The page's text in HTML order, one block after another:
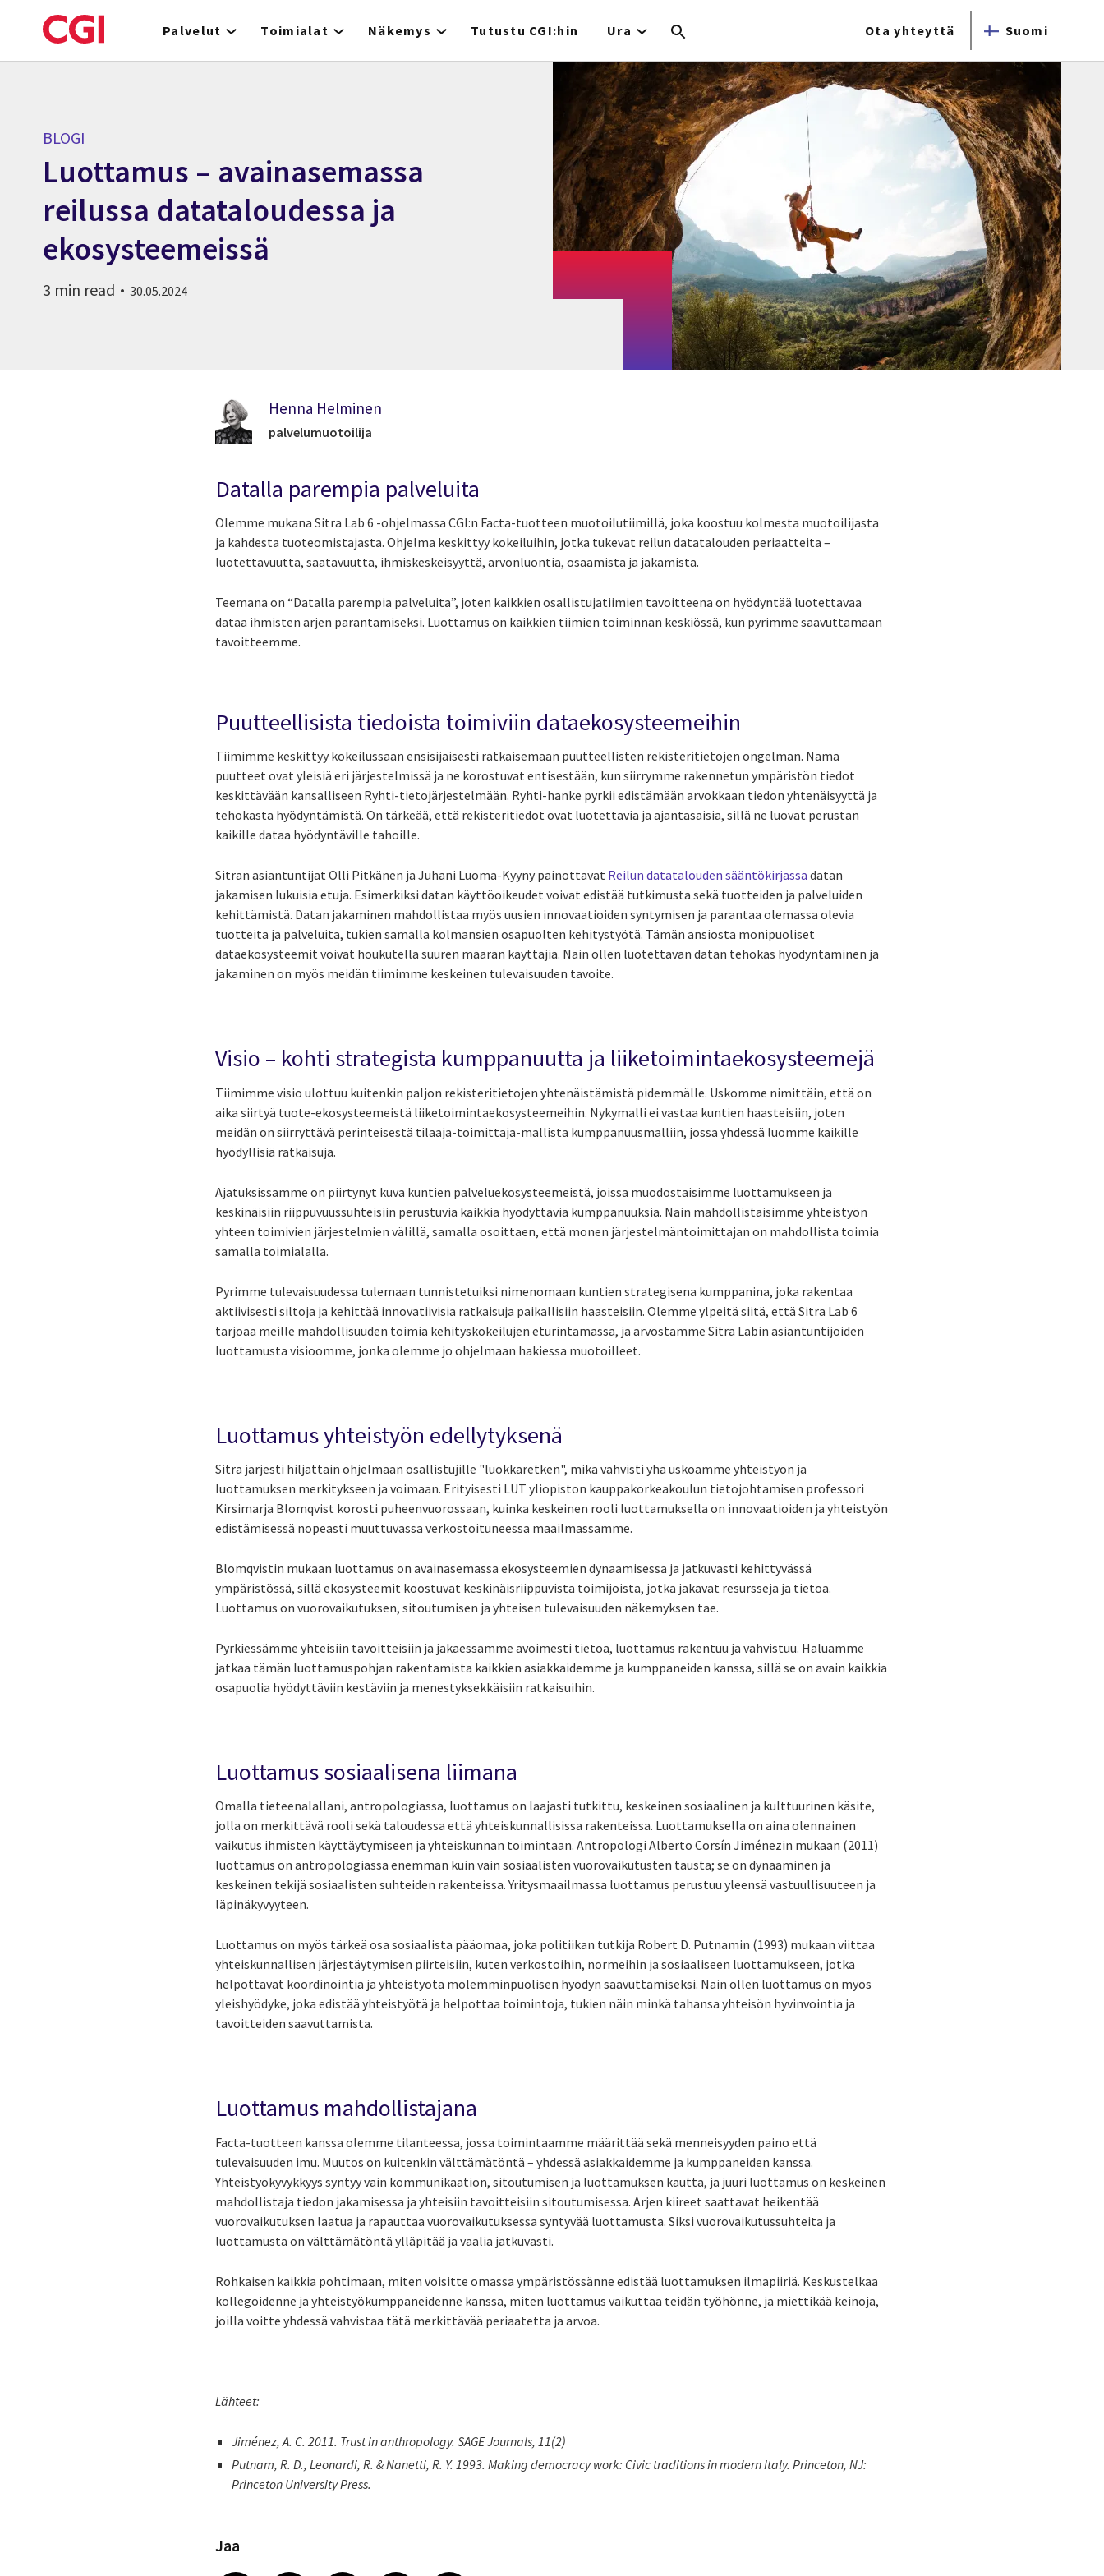
to
Palvelut Toimialat Näkemys Tutustu CGI:hin Ura Ota yhteyttä Suomi
BLOGI
Luottamus – avainasemassa
reilussa datataloudessa ja
ekosysteemeissä
3 min read 30.05.2024
Henna Helminen
palvelumuotoilija
Datalla parempia palveluita
Olemme mukana Sitra Lab 6 -ohjelmassa CGI:n Facta-tuotteen muotoilutiimillä, joka koostuu kolmesta muotoilijasta
ja kahdesta tuoteomistajasta. Ohjelma keskittyy kokeiluihin, jotka tukevat reilun datatalouden periaatteita –
luotettavuutta, saatavuutta, ihmiskeskeisyyttä, arvonluontia, osaamista ja jakamista.
Teemana on “Datalla parempia palveluita”, joten kaikkien osallistujatiimien tavoitteena on hyödyntää luotettavaa
dataa ihmisten arjen parantamiseksi. Luottamus on kaikkien tiimien toiminnan keskiössä, kun pyrimme saavuttamaan
tavoitteemme.
Puutteellisista tiedoista toimiviin dataekosysteemeihin
Tiimimme keskittyy kokeilussaan ensisijaisesti ratkaisemaan puutteellisten rekisteritietojen ongelman. Nämä
puutteet ovat yleisiä eri järjestelmissä ja ne korostuvat entisestään, kun siirrymme rakennetun ympäristön tiedot
keskittävään kansalliseen Ryhti-tietojärjestelmään. Ryhti-hanke pyrkii edistämään arvokkaan tiedon yhtenäisyyttä ja
tehokasta hyödyntämistä. On tärkeää, että rekisteritiedot ovat luotettavia ja ajantasaisia, sillä ne luovat perustan
kaikille dataa hyödyntäville tahoille.
Sitran asiantuntijat Olli Pitkänen ja Juhani Luoma-Kyyny painottavat Reilun datatalouden sääntökirjassa datan
jakamisen lukuisia etuja. Esimerkiksi datan käyttöoikeudet voivat edistää tutkimusta sekä tuotteiden ja palveluiden
kehittämistä. Datan jakaminen mahdollistaa myös uusien innovaatioiden syntymisen ja parantaa olemassa olevia
tuotteita ja palveluita, tukien samalla kolmansien osapuolten kehitystyötä. Tämän ansiosta monipuoliset
dataekosysteemit voivat houkutella suuren määrän käyttäjiä. Näin ollen luotettavan datan tehokas hyödyntäminen ja
jakaminen on myös meidän tiimimme keskeinen tulevaisuuden tavoite.
Visio – kohti strategista kumppanuutta ja liiketoimintaekosysteemejä
Tiimimme visio ulottuu kuitenkin paljon rekisteritietojen yhtenäistämistä pidemmälle. Uskomme nimittäin, että on
aika siirtyä tuote-ekosysteemeistä liiketoimintaekosysteemeihin. Nykymalli ei vastaa kuntien haasteisiin, joten
meidän on siirryttävä perinteisestä tilaaja-toimittaja-mallista kumppanuusmalliin, jossa yhdessä luomme kaikille
hyödyllisiä ratkaisuja.
Ajatuksissamme on piirtynyt kuva kuntien palveluekosysteemeistä, joissa muodostaisimme luottamukseen ja
keskinäisiin riippuvuussuhteisiin perustuvia kaikkia hyödyttäviä kumppanuuksia. Näin mahdollistaisimme yhteistyön
yhteen toimivien järjestelmien välillä, samalla osoittaen, että monen järjestelmäntoimittajan on mahdollista toimia
samalla toimialalla.
Pyrimme tulevaisuudessa tulemaan tunnistetuiksi nimenomaan kuntien strategisena kumppanina, joka rakentaa
aktiivisesti siltoja ja kehittää innovatiivisia ratkaisuja paikallisiin haasteisiin. Olemme ylpeitä siitä, että Sitra Lab 6
tarjoaa meille mahdollisuuden toimia kehityskokeilujen eturintamassa, ja arvostamme Sitra Labin asiantuntijoiden
luottamusta visioomme, jonka olemme jo ohjelmaan hakiessa muotoilleet.
Luottamus yhteistyön edellytyksenä
Sitra järjesti hiljattain ohjelmaan osallistujille "luokkaretken", mikä vahvisti yhä uskoamme yhteistyön ja
luottamuksen merkitykseen ja voimaan. Erityisesti LUT yliopiston kauppakorkeakoulun tietojohtamisen professori
Kirsimarja Blomqvist korosti puheenvuorossaan, kuinka keskeinen rooli luottamuksella on innovaatioiden ja yhteistyön
edistämisessä nopeasti muuttuvassa verkostoituneessa maailmassamme.
Blomqvistin mukaan luottamus on avainasemassa ekosysteemien dynaamisessa ja jatkuvasti kehittyvässä
ympäristössä, sillä ekosysteemit koostuvat keskinäisriippuvista toimijoista, jotka jakavat resursseja ja tietoa.
Luottamus on vuorovaikutuksen, sitoutumisen ja yhteisen tulevaisuuden näkemyksen tae.
Pyrkiessämme yhteisiin tavoitteisiin ja jakaessamme avoimesti tietoa, luottamus rakentuu ja vahvistuu. Haluamme
jatkaa tämän luottamuspohjan rakentamista kaikkien asiakkaidemme ja kumppaneiden kanssa, sillä se on avain kaikkia
osapuolia hyödyttäviin kestäviin ja menestyksekkäisiin ratkaisuihin.
Luottamus sosiaalisena liimana
Omalla tieteenalallani, antropologiassa, luottamus on laajasti tutkittu, keskeinen sosiaalinen ja kulttuurinen käsite,
jolla on merkittävä rooli sekä taloudessa että yhteiskunnallisissa rakenteissa. Luottamuksella on aina olennainen
vaikutus ihmisten käyttäytymiseen ja yhteiskunnan toimintaan. Antropologi Alberto Corsín Jiménezin mukaan (2011)
luottamus on antropologiassa enemmän kuin vain sosiaalisten vuorovaikutusten tausta; se on dynaaminen ja
keskeinen tekijä sosiaalisten suhteiden rakenteissa. Yritysmaailmassa luottamus perustuu yleensä vastuullisuuteen ja
läpinäkyvyyteen.
Luottamus on myös tärkeä osa sosiaalista pääomaa, joka politiikan tutkija Robert D. Putnamin (1993) mukaan viittaa
yhteiskunnallisen järjestäytymisen piirteisiin, kuten verkostoihin, normeihin ja sosiaaliseen luottamukseen, jotka
helpottavat koordinointia ja yhteistyötä molemminpuolisen hyödyn saavuttamiseksi. Näin ollen luottamus on myös
yleishyödyke, joka edistää yhteistyötä ja helpottaa toimintoja, tukien näin minkä tahansa yhteisön hyvinvointia ja
tavoitteiden saavuttamista.
Luottamus mahdollistajana
Facta-tuotteen kanssa olemme tilanteessa, jossa toimintaamme määrittää sekä menneisyyden paino että
tulevaisuuden imu. Muutos on kuitenkin välttämätöntä – yhdessä asiakkaidemme ja kumppaneiden kanssa.
Yhteistyökyvykkyys syntyy vain kommunikaation, sitoutumisen ja luottamuksen kautta, ja juuri luottamus on keskeinen
mahdollistaja tiedon jakamisessa ja yhteisiin tavoitteisiin sitoutumisessa. Arjen kiireet saattavat heikentää
vuorovaikutuksen laatua ja rapauttaa vuorovaikutuksessa syntyvää luottamusta. Siksi vuorovaikutussuhteita ja
luottamusta on välttämätöntä ylläpitää ja vaalia jatkuvasti.
Rohkaisen kaikkia pohtimaan, miten voisitte omassa ympäristössänne edistää luottamuksen ilmapiiriä. Keskustelkaa
kollegoidenne ja yhteistyökumppaneidenne kanssa, miten luottamus vaikuttaa teidän työhönne, ja miettikää keinoja,
joilla voitte yhdessä vahvistaa tätä merkittävää periaatetta ja arvoa.
Lähteet:
Jiménez, A. C. 2011. Trust in anthropology. SAGE Journals, 11(2)
Putnam, R. D., Leonardi, R. & Nanetti, R. Y. 1993. Making democracy work: Civic traditions in modern Italy. Princeton, NJ:
Princeton University Press.
Jaa